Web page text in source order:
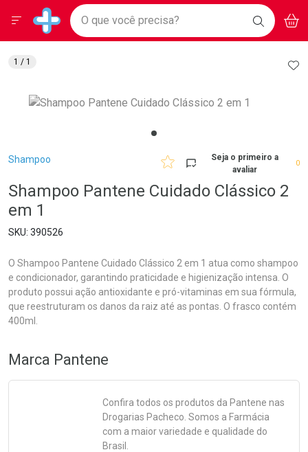
Drogarias Pacheco
Baixe nosso APP e aproveite Ofertas Exclusivas!
BAIXE
O APP
Ir direto para a home
pela página
Ir direto para o conteúdo
Ir direto para a busca
Ir direto para a conta
Ir direto para a notificações
Ir direto para o carrinho
Faça a sua busca
O que você precisa? BUSCAR
Menu
Breadcrumb
Shampoo
Seja o primeiro a
avaliar
0
Shampoo Pantene Cuidado Clássico 2
em 1
390526
O Shampoo Pantene Cuidado Clássico 2 em 1 atua como shampoo
e condicionador, garantindo praticidade e higienização intensa. O
produto possui ação antioxidante e pró-vitaminas em sua fórmula,
que reestruturam os danos da raiz até as pontas. O frasco contém
400ml.
1 / 1
Marca Pantene
Confira todos os produtos da Pantene nas
Drogarias Pacheco. Somos a Farmácia
com a maior variedade e qualidade do
Brasil.